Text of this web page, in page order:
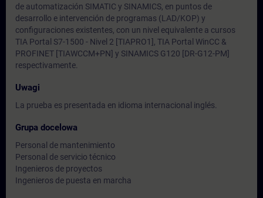
de automatización SIMATIC y SINAMICS, en puntos de
desarrollo e intervención de programas (LAD/KOP) y
configuraciones existentes, con un nivel equivalente a cursos
TIA Portal S7-1500 - Nivel 2 [TIAPRO1], TIA Portal WinCC &
PROFINET [TIAWCCM+PN] y SINAMICS G120 [DR-G12-PM]
respectivamente.
Uwagi
La prueba es presentada en idioma internacional inglés.
Grupa docelowa
Personal de mantenimiento
Personal de servicio técnico
Ingenieros de proyectos
Ingenieros de puesta en marcha